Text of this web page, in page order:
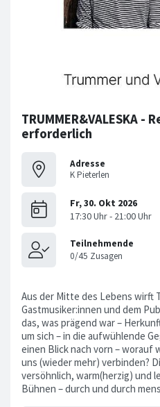
TRUMMER&VALESKA -
erforderlich
Adresse
K Pieterlen
Aus der Mitte des Lebens wirft
Gastmusiker:innen und dem
das, was prägend war –
um sich – in die aufwühlende
einen Blick nach vorn – worauf
uns (wieder mehr) verbinden?
versöhnlich, warm(herzig) und
Bühnen – durch und durch